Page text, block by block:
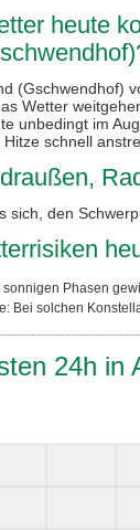
heute
(Gschwendhof)
Wetter
unbedingt im
schnell
sich, den
Phasen
Bei solchen
24h in